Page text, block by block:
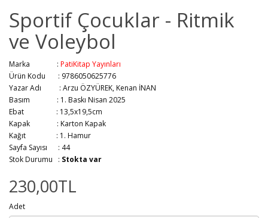
Sportif Çocuklar - Ritmik
ve Voleybol
Marka : PatiKitap Yayınları
Ürün Kodu : 9786050625776
Yazar Adı : Arzu ÖZYÜREK, Kenan İNAN
Basım : 1. Baskı Nisan 2025
Ebat : 13,5x19,5cm
Kapak : Karton Kapak
Kağıt : 1. Hamur
Sayfa Sayısı : 44
Stok Durumu : Stokta var
230,00TL
Adet